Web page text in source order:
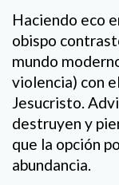
Haciendo eco
obispo
mundo
violencia) con
Jesucristo.
destruyen y
que la opción
abundancia.